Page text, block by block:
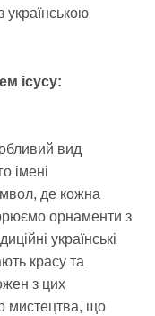
українською
ісусу:
вид
імені
де кожна
орнаменти з
українські
красу та
з цих
мистецтва, що